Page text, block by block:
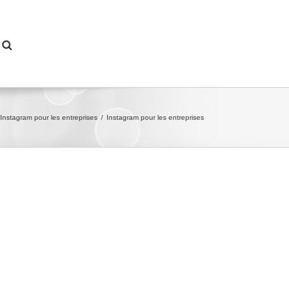
Instagram pour les entreprises / Instagram pour les entreprises